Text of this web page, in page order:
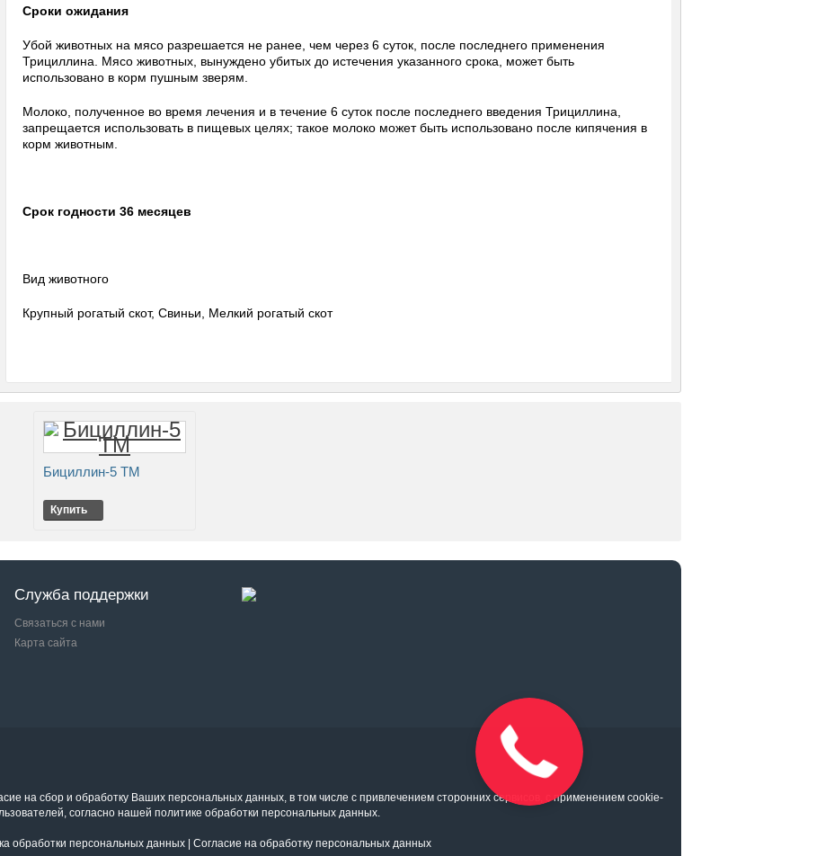
Сроки ожидания
Убой животных на мясо разрешается не ранее, чем через 6 суток, после последнего применения
Трициллина. Мясо животных, вынуждено убитых до истечения указанного срока, может быть
использовано в корм пушным зверям.
Молоко, полученное во время лечения и в течение 6 суток после последнего введения Трициллина,
запрещается использовать в пищевых целях; такое молоко может быть использовано после кипячения в
корм животным.
Срок годности 36 месяцев
Вид животного
Крупный рогатый скот, Свиньи, Мелкий рогатый скот
Бициллин-5 ТМ
Купить
Служба поддержки
Связаться с нами
Карта сайта
на сбор и обработку Ваших персональных данных, в том числе с привлечением сторонних сервисов, с применением cookie-
согласно нашей политике обработки персональных данных.
обработки персональных данных Согласие на обработку персональных данных